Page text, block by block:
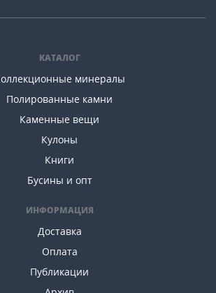
КАТАЛОГ
минералы
Полированные камни
Каменные вещи
Кулоны
Книги
Бусины и опт
ИНФОРМАЦИЯ
Доставка
Оплата
Публикации